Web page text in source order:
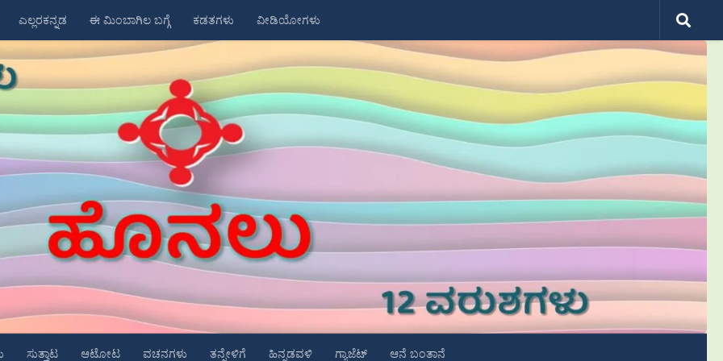
ಎಲ್ಲರಕನ್ನಡ ಈ ಮಿಂಬಾಗಿಲ ಬಗ್ಗೆ ಕಡತಗಳು ವೀಡಿಯೋಗಳು
ಸುತ್ತಾಟ ಆಟೋಟ ವಚನಗಳು ತನ್ನೇಳಿಗೆ ಹಿನ್ನಡವಳಿ ಗ್ಯಾಜೆಟ್ ಆನೆ ಬಂತಾನೆ